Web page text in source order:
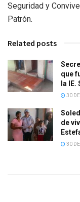
Seguridad y
Patrón.
Related posts
que
la
30
de
30